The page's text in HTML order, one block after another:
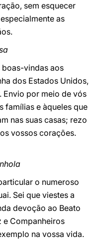
sem esquecer
as
boas-vindas aos
dos Estados Unidos,
Envio por meio de vós
famílias e àqueles que
nas suas casas; rezo
vossos corações.
o numeroso
Sei que viestes a
devoção ao Beato
e Companheiros
na vossa vida.